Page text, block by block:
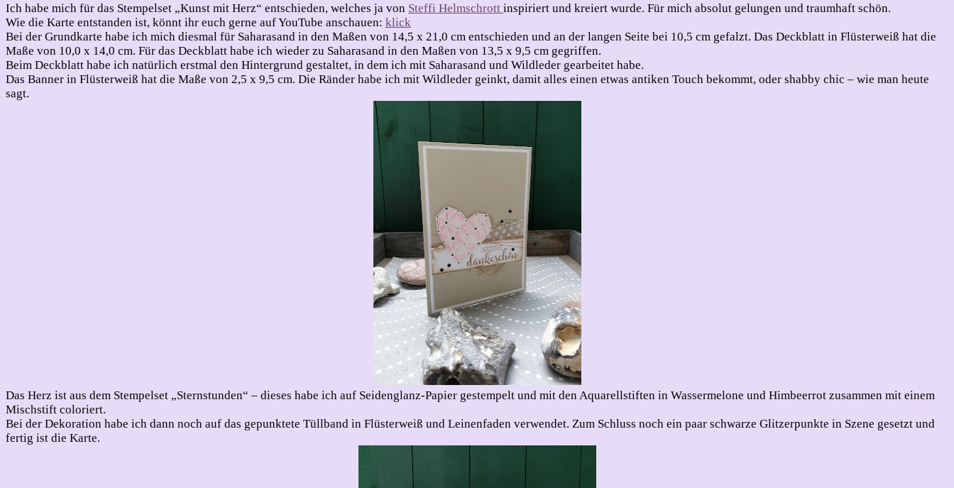
Ich habe mich für das Stempelset „Kunst mit Herz“ entschieden, welches ja von Steffi Helmschrott inspiriert und kreiert wurde. Für mich absolut gelungen und traumhaft schön.
Wie die Karte entstanden ist, könnt ihr euch gerne auf YouTube anschauen: klick
Bei der Grundkarte habe ich mich diesmal für Saharasand in den Maßen von 14,5 x 21,0 cm entschieden und an der langen Seite bei 10,5 cm gefalzt. Das Deckblatt in Flüsterweiß hat die
Maße von 10,0 x 14,0 cm. Für das Deckblatt habe ich wieder zu Saharasand in den Maßen von 13,5 x 9,5 cm gegriffen.
Beim Deckblatt habe ich natürlich erstmal den Hintergrund gestaltet, in dem ich mit Saharasand und Wildleder gearbeitet habe.
Das Banner in Flüsterweiß hat die Maße von 2,5 x 9,5 cm. Die Ränder habe ich mit Wildleder geinkt, damit alles einen etwas antiken Touch bekommt, oder shabby chic – wie man heute
sagt.
Das Herz ist aus dem Stempelset „Sternstunden“ – dieses habe ich auf Seidenglanz-Papier gestempelt und mit den Aquarellstiften in Wassermelone und Himbeerrot zusammen mit einem
Mischstift coloriert.
Bei der Dekoration habe ich dann noch auf das gepunktete Tüllband in Flüsterweiß und Leinenfaden verwendet. Zum Schluss noch ein paar schwarze Glitzerpunkte in Szene gesetzt und
fertig ist die Karte.